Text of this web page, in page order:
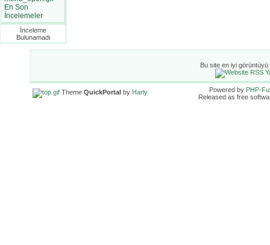
En Son
İncelemeler
İnceleme
Bulunamadı
Bu site en iyi görüntüyü
Theme QuickPortal by Harly Powered by PHP-
Released as free